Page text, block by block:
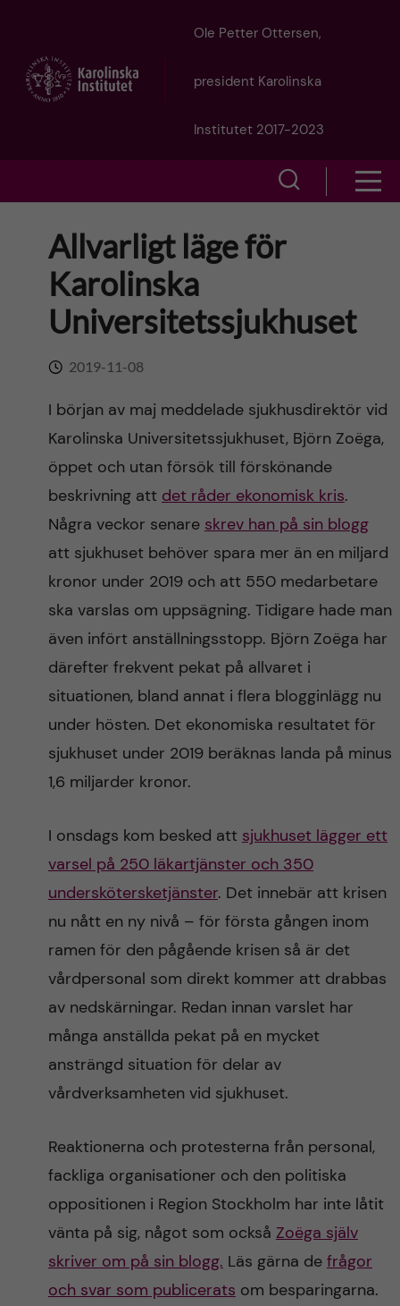
t
Ole Petter Ottersen,
president Karolinska
Institutet 2017-2023
s
r
c
h
f
i
e
l
d
w
n
Allvarligt läge för
Karolinska
Universitetssjukhuset
2019-11-08
I början av maj meddelade sjukhusdirektör vid
Karolinska Universitetssjukhuset, Björn Zoëga,
öppet och utan försök till förskönande
beskrivning att det råder ekonomisk kris.
Några veckor senare skrev han på sin blogg
att sjukhuset behöver spara mer än en miljard
kronor under 2019 och att 550 medarbetare
ska varslas om uppsägning. Tidigare hade man
även infört anställningsstopp. Björn Zoëga har
därefter frekvent pekat på allvaret i
situationen, bland annat i flera blogginlägg nu
under hösten. Det ekonomiska resultatet för
sjukhuset under 2019 beräknas landa på minus
1,6 miljarder kronor.
I onsdags kom besked att sjukhuset lägger ett
varsel på 250 läkartjänster och 350
underskötersketjänster. Det innebär att krisen
nu nått en ny nivå – för första gången inom
ramen för den pågående krisen så är det
vårdpersonal som direkt kommer att drabbas
av nedskärningar. Redan innan varslet har
många anställda pekat på en mycket
ansträngd situation för delar av
vårdverksamheten vid sjukhuset.
Reaktionerna och protesterna från personal,
fackliga organisationer och den politiska
oppositionen i Region Stockholm har inte låtit
vänta på sig, något som också Zoëga själv
skriver om på sin blogg. Läs gärna de frågor
och svar som publicerats om besparingarna.